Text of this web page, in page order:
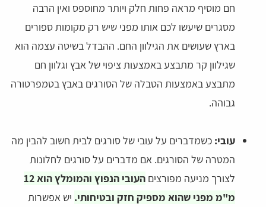
חם מוסיף מראה פחות חלק ויותר מחוספס ואין הרבה
מסגרים שיעשו לכם אותו מפני שיש רק מקומות ספורים
בארץ שעושים את הגילוון החם. ההבדל בשיטה עצמה הוא
שגילוון קר מתבצע באמצעות ציפוי של אבץ וגלוון חם
מתבצע באמצעות הטבלה של הסורגים באבץ בטמפרטורה
גבוהה.
עובי: כשמדברים על עובי של סורגים לבית חשוב להבין מה
המטרה של הסורגים. אם מדברים על סורגים לחלונות
לצורך מניעה מפורצים
העובי הנפוץ והמומלץ הוא 12
מ"מ מפני שהוא מספיק חזק ובטיחותי. יש אפשרות